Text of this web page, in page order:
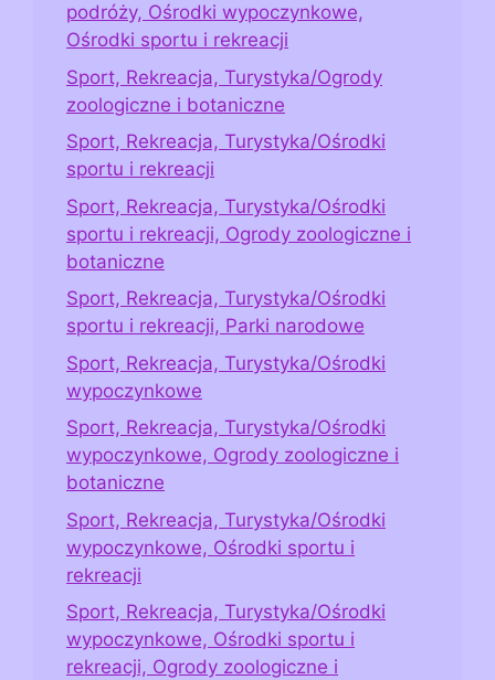
podróży, Ośrodki wypoczynkowe,
Ośrodki sportu i rekreacji
Sport, Rekreacja, Turystyka/Ogrody
zoologiczne i botaniczne
Sport, Rekreacja, Turystyka/Ośrodki
sportu i rekreacji
Sport, Rekreacja, Turystyka/Ośrodki
sportu i rekreacji, Ogrody zoologiczne i
botaniczne
Sport, Rekreacja, Turystyka/Ośrodki
sportu i rekreacji, Parki narodowe
Sport, Rekreacja, Turystyka/Ośrodki
wypoczynkowe
Sport, Rekreacja, Turystyka/Ośrodki
wypoczynkowe, Ogrody zoologiczne i
botaniczne
Sport, Rekreacja, Turystyka/Ośrodki
wypoczynkowe, Ośrodki sportu i
rekreacji
Sport, Rekreacja, Turystyka/Ośrodki
wypoczynkowe, Ośrodki sportu i
rekreacji, Ogrody zoologiczne i